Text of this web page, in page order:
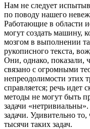
Нам не следует
по поводу нашего
Работающие в области
могут создать машину,
мозгом в выполнении
рукописного текста,
Они, однако, показали,
связано с огромными
непреодолимости этих
справляется; речь идет
методы не могут быть
задачи
задачи. Удивительно
тысячи таких задач.